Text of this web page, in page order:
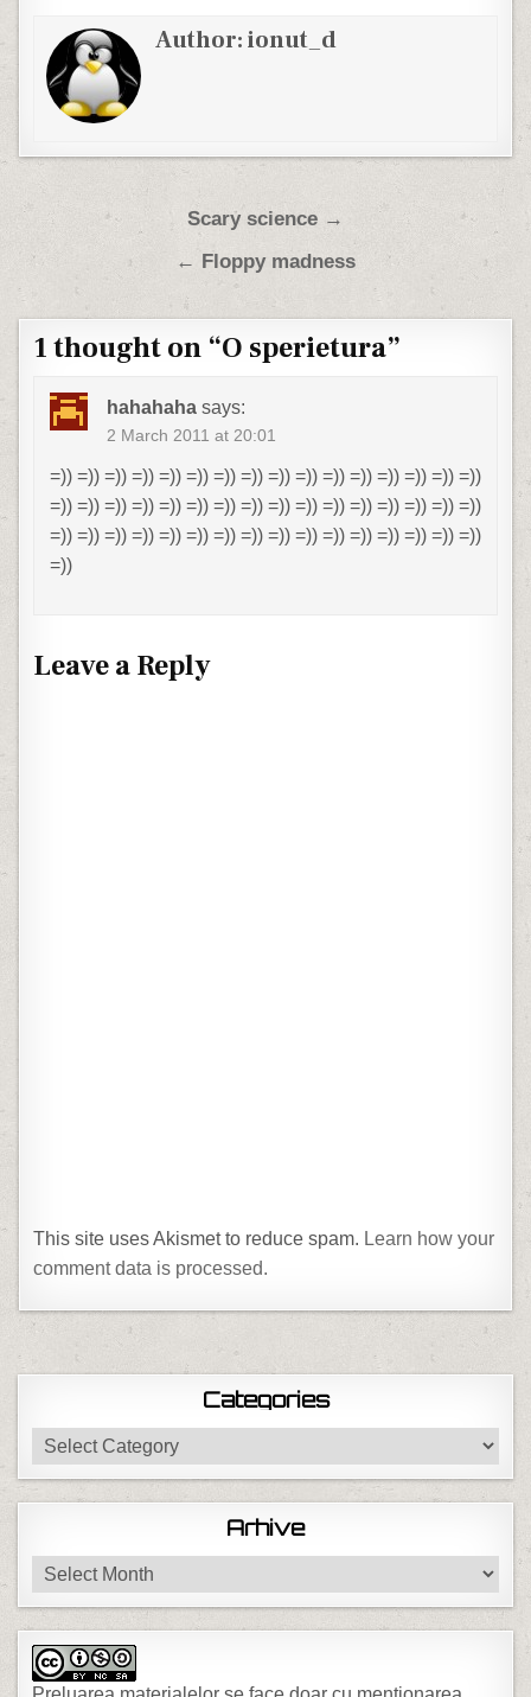
Author:ionut_d
Post navigationScary science →
← Floppy madness
1 thought on “O sperietura”
hahahaha says:
2 March 2011 at 20:01
=)) =)) =)) =)) =)) =)) =)) =)) =)) =)) =)) =)) =)) =)) =)) =))
=)) =)) =)) =)) =)) =)) =)) =)) =)) =)) =)) =)) =)) =)) =)) =))
=)) =)) =)) =)) =)) =)) =)) =)) =)) =)) =)) =)) =)) =)) =)) =))
=))
Leave a Reply
This site uses Akismet to reduce spam. Learn how your
comment data is processed.
Categories
Categories
Arhive
Arhive